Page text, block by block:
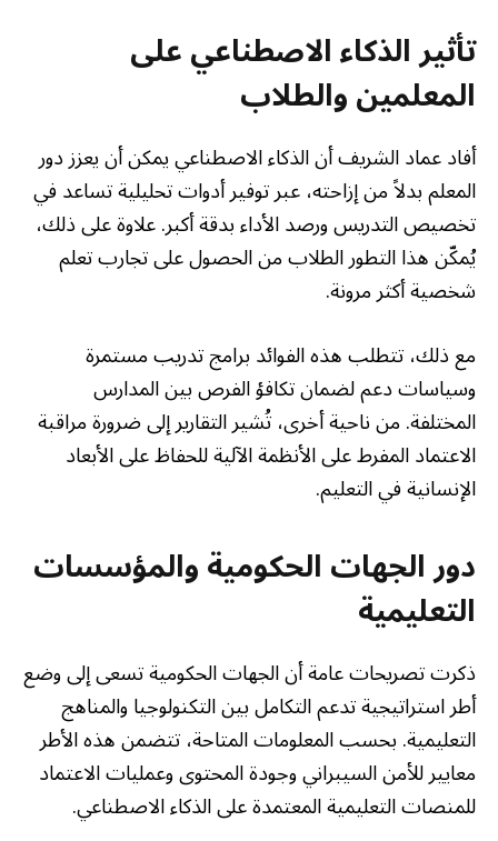
تأثير الذكاء الاصطناعي على
المعلمين والطلاب
أفاد عماد الشريف أن الذكاء الاصطناعي يمكن أن يعزز دور
المعلم بدلاً من إزاحته، عبر توفير أدوات تحليلية تساعد في
تخصيص التدريس ورصد الأداء بدقة أكبر. علاوة على ذلك،
يُمكّن هذا التطور الطلاب من الحصول على تجارب تعلم
شخصية أكثر مرونة.
مع ذلك، تتطلب هذه الفوائد برامج تدريب مستمرة
وسياسات دعم لضمان تكافؤ الفرص بين المدارس
المختلفة. من ناحية أخرى، تُشير التقارير إلى ضرورة مراقبة
الاعتماد المفرط على الأنظمة الآلية للحفاظ على الأبعاد
الإنسانية في التعليم.
دور الجهات الحكومية والمؤسسات
التعليمية
ذكرت تصريحات عامة أن الجهات الحكومية تسعى إلى وضع
أطر استراتيجية تدعم التكامل بين التكنولوجيا والمناهج
التعليمية. بحسب المعلومات المتاحة، تتضمن هذه الأطر
معايير للأمن السيبراني وجودة المحتوى وعمليات الاعتماد
للمنصات التعليمية المعتمدة على الذكاء الاصطناعي.